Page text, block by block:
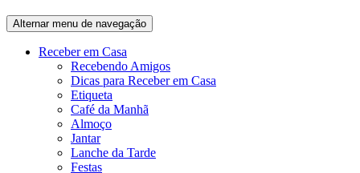
Alternar menu de navegação
Receber em Casa
Recebendo Amigos
Dicas para Receber em Casa
Etiqueta
Café da Manhã
Almoço
Jantar
Lanche da Tarde
Festas